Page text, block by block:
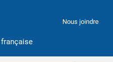
Nous joindre